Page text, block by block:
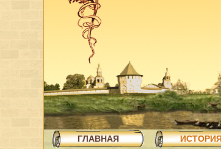
ГЛАВНАЯ ИСТОРИЯ